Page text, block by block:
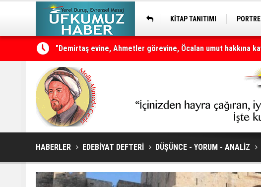
KİTAP TANITIMI PORTRE
Çerçeve yasanın teklifinin kapsamı ve maddelerin tamamı
HABERLER EDEBİYAT DEFTERİ DÜŞÜNCE - YORUM - ANALİZ